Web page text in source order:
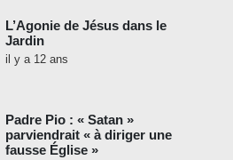
L’Agonie de Jésus dans le
Jardin
il y a 12 ans
Padre Pio : « Satan »
parviendrait « à diriger une
fausse Église »